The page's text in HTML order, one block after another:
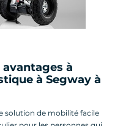
à
à Segway à
solution de mobilité facile